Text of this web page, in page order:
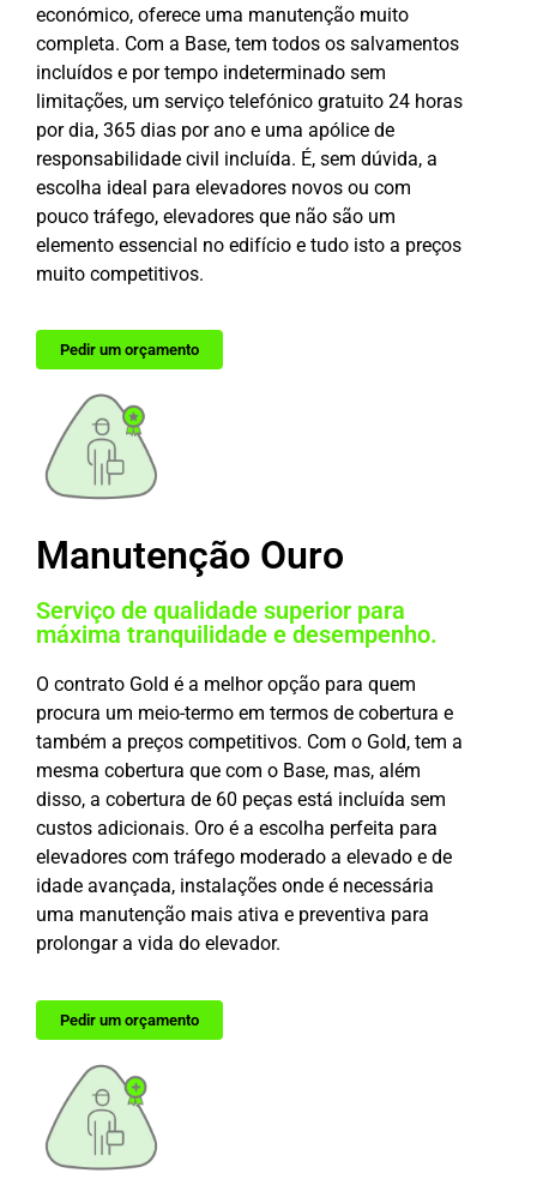
económico, oferece uma manutenção muito
completa. Com a Base, tem todos os salvamentos
incluídos e por tempo indeterminado sem
limitações, um serviço telefónico gratuito 24 horas
por dia, 365 dias por ano e uma apólice de
responsabilidade civil incluída. É, sem dúvida, a
escolha ideal para elevadores novos ou com
pouco tráfego, elevadores que não são um
elemento essencial no edifício e tudo isto a preços
muito competitivos.
Pedir um orçamento
Manutenção Ouro
Serviço de qualidade superior para
máxima tranquilidade e desempenho.
O contrato Gold é a melhor opção para quem
procura um meio-termo em termos de cobertura e
também a preços competitivos. Com o Gold, tem a
mesma cobertura que com o Base, mas, além
disso, a cobertura de 60 peças está incluída sem
custos adicionais. Oro é a escolha perfeita para
elevadores com tráfego moderado a elevado e de
idade avançada, instalações onde é necessária
uma manutenção mais ativa e preventiva para
prolongar a vida do elevador.
Pedir um orçamento